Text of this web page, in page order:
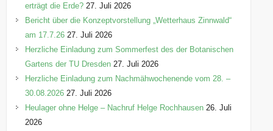
erträgt die Erde? 27. Juli 2026
Bericht über die Konzeptvorstellung „Wetterhaus Zinnwald“
am 17.7.26 27. Juli 2026
Herzliche Einladung zum Sommerfest des der Botanischen
Gartens der TU Dresden 27. Juli 2026
Herzliche Einladung zum Nachmähwochenende vom 28. –
30.08.2026 27. Juli 2026
Heulager ohne Helge – Nachruf Helge Rochhausen 26. Juli
2026